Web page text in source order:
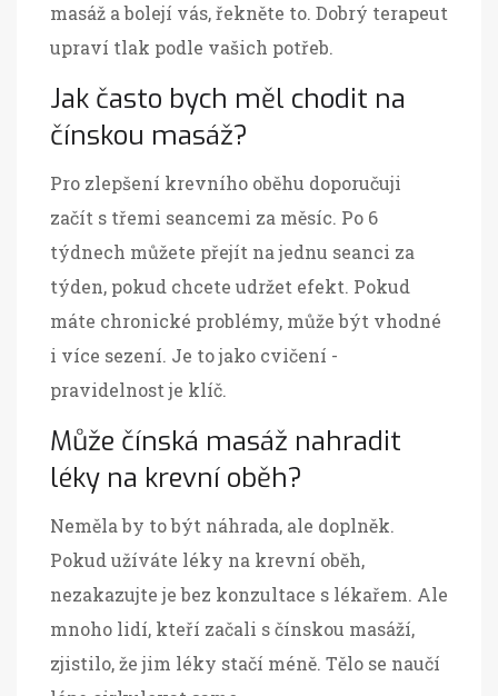
masáž a bolejí vás, řekněte to. Dobrý terapeut
upraví tlak podle vašich potřeb.
Jak často bych měl chodit na
čínskou masáž?
Pro zlepšení krevního oběhu doporučuji
začít s třemi seancemi za měsíc. Po 6
týdnech můžete přejít na jednu seanci za
týden, pokud chcete udržet efekt. Pokud
máte chronické problémy, může být vhodné
i více sezení. Je to jako cvičení -
pravidelnost je klíč.
Může čínská masáž nahradit
léky na krevní oběh?
Neměla by to být náhrada, ale doplněk.
Pokud užíváte léky na krevní oběh,
nezakazujte je bez konzultace s lékařem. Ale
mnoho lidí, kteří začali s čínskou masáží,
zjistilo, že jim léky stačí méně. Tělo se naučí